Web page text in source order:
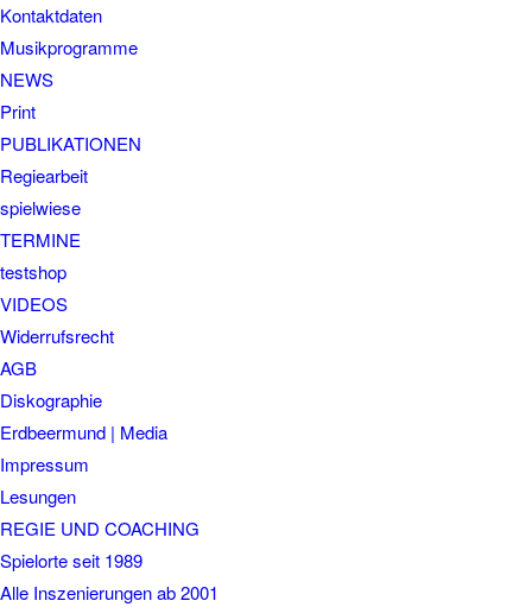
Kontaktdaten
Musikprogramme
NEWS
Print
PUBLIKATIONEN
Regiearbeit
spielwiese
TERMINE
testshop
VIDEOS
Widerrufsrecht
AGB
Diskographie
Erdbeermund | Media
Impressum
Lesungen
REGIE UND COACHING
Spielorte seit 1989
Alle Inszenierungen ab 2001